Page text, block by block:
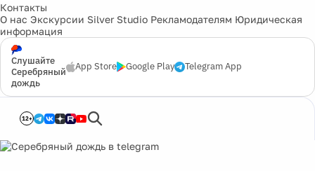
Контакты
О нас Экскурсии Silver Studio Рекламодателям Юридическая
информация
Слушайте
Серебряный
дождь
App Store Google Play Telegram App
12+